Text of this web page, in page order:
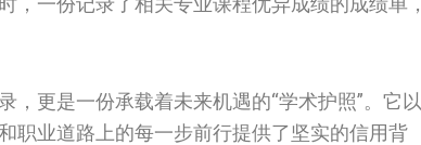
更是一份承载着未来机遇的“学术护照”。它以
职业道路上的每一步前行提供了坚实的信用背